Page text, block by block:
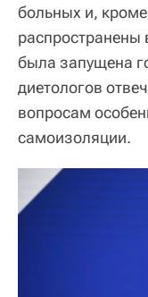
больных и,
распространены
была запущена
диетологов
вопросам
самоизоляции.